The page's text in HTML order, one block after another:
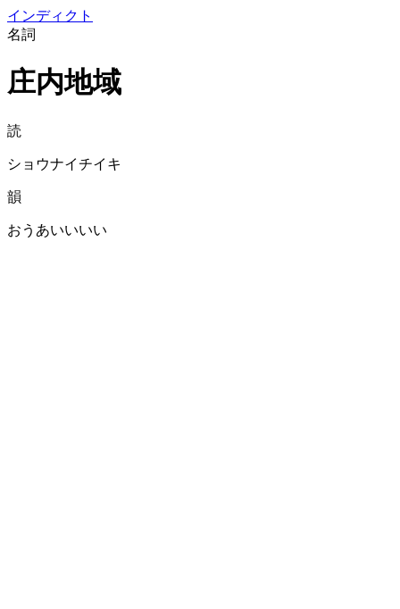
インディクト
名詞
庄内地域
読
ショウナイチイキ
韻
おうあいいいい